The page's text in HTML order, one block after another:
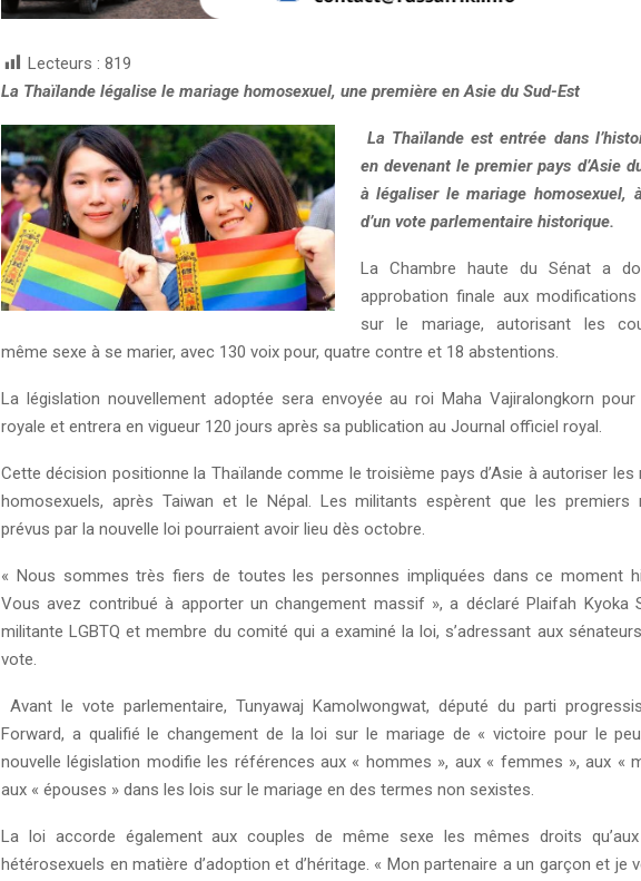
Lecteurs : 819
La Thaïlande légalise le mariage homosexuel, une première en Asie du Sud-Est
La Thaïlande est entrée dans
en devenant le premier pays d’Asie
à légaliser le mariage homosexuel,
d’un vote parlementaire historique.
La Chambre haute du Sénat a
approbation finale aux
sur le mariage, autorisant les
même sexe à se marier, avec 130 voix pour, quatre contre et 18 abstentions.
La législation nouvellement adoptée sera envoyée au roi Maha Vajiralongkorn pour
royale et entrera en vigueur 120 jours après sa publication au Journal officiel royal.
Cette décision positionne la Thaïlande comme le troisième pays d’Asie à autoriser les
homosexuels, après Taiwan et le Népal. Les militants espèrent que les premiers
prévus par la nouvelle loi pourraient avoir lieu dès octobre.
« Nous sommes très fiers de toutes les personnes impliquées dans ce moment
Vous avez contribué à apporter un changement massif », a déclaré Plaifah Kyoka
militante LGBTQ et membre du comité qui a examiné la loi, s’adressant aux
vote.
Avant le vote parlementaire, Tunyawaj Kamolwongwat, député du parti
Forward, a qualifié le changement de la loi sur le mariage de « victoire pour le
nouvelle législation modifie les références aux « hommes », aux « femmes », aux «
aux « épouses » dans les lois sur le mariage en des termes non sexistes.
La loi accorde également aux couples de même sexe les mêmes droits
hétérosexuels en matière d’adoption et d’héritage. « Mon partenaire a un garçon et je